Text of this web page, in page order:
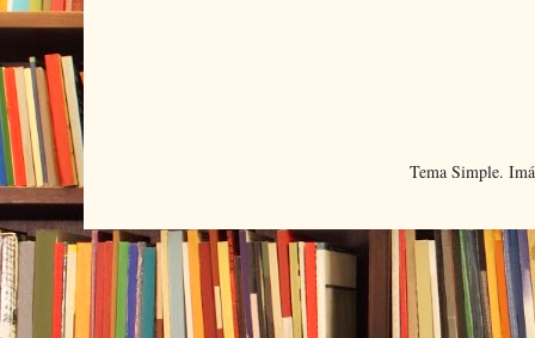
Tema Simple.